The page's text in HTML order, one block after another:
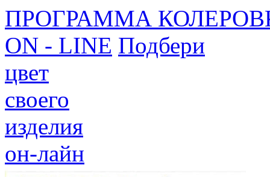
ПРОГРАММА
ON - LINE Подбери
цвет
своего
изделия
он-лайн